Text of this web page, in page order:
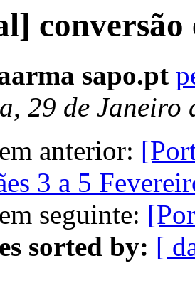
conversão
sapo.pt
29 de Janeiro
anterior:
3 a 5
seguinte:
sorted by: [